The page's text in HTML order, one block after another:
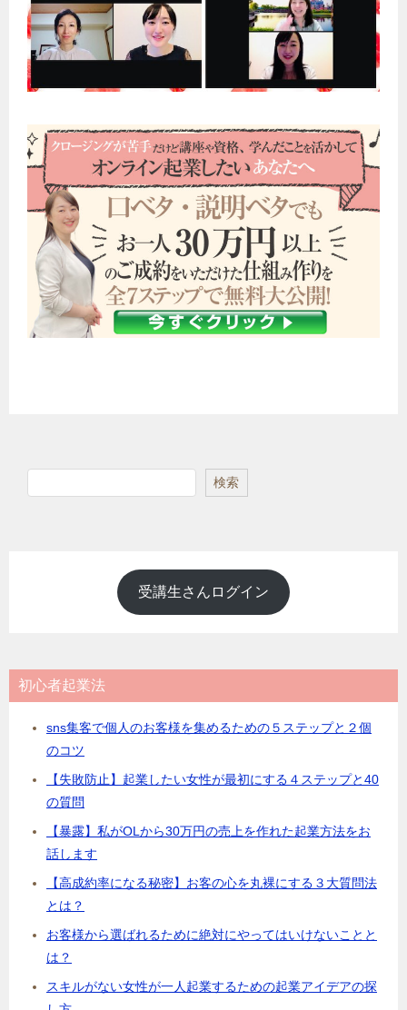
検索
受講生さんログイン
初心者起業法
sns集客で個人のお客様を集めるための５ステップと２個
のコツ
【失敗防止】起業したい女性が最初にする４ステップと40
の質問
【暴露】私がOLから30万円の売上を作れた起業方法をお
話します
【高成約率になる秘密】お客の心を丸裸にする３大質問法
とは？
お客様から選ばれるために絶対にやってはいけないことと
は？
スキルがない女性が一人起業するための起業アイデアの探